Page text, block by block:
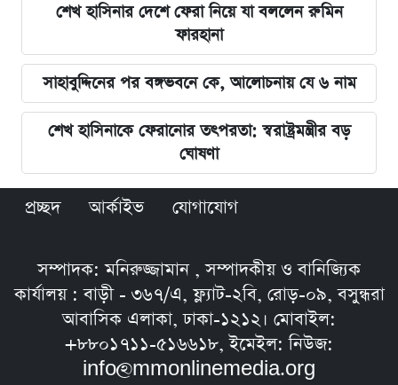
শেখ হাসিনার দেশে ফেরা নিয়ে যা বললেন রুমিন
ফারহানা
সাহাবুদ্দিনের পর বঙ্গভবনে কে, আলোচনায় যে ৬ নাম
শেখ হাসিনাকে ফেরানোর তৎপরতা: স্বরাষ্ট্রমন্ত্রীর বড়
ঘোষণা
প্রচ্ছদ আর্কাইভ যোগাযোগ
সম্পাদক: মনিরুজ্জামান , সম্পাদকীয় ও বানিজ্যিক
কার্যালয় : বাড়ী - ৩৬৭/এ, ফ্ল্যাট-২বি, রোড়-০৯, বসুন্ধরা
আবাসিক এলাকা, ঢাকা-১২১২। মোবাইল:
+৮৮০১৭১১-৫১৬৬১৮, ইমেইল: নিউজ:
info@mmonlinemedia.org